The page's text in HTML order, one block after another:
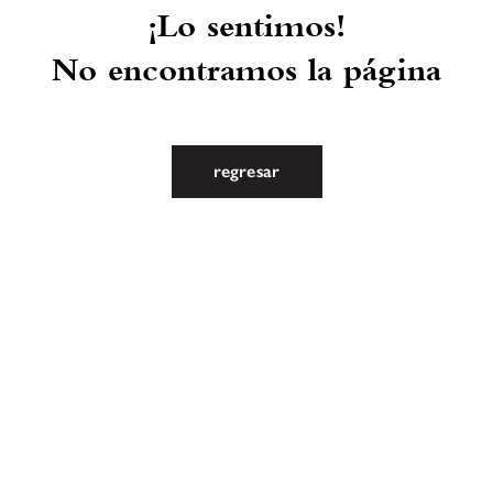
¡Lo sentimos!
No encontramos la página
regresar